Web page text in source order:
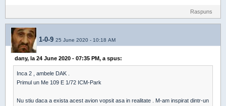
Raspuns
1-0-9 25 June 2020 - 10:18 AM
dany, la 24 June 2020 - 07:35 PM, a spus:
Inca 2 , ambele DAK .
Primul un Me 109 E 1/72 ICM-Park
Nu stiu daca a exista acest avion vopsit asa in realitate . M-am inspirat dintr-un